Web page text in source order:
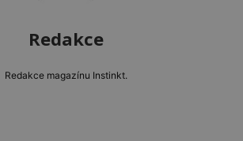
Redakce
Redakce magazínu Instinkt.